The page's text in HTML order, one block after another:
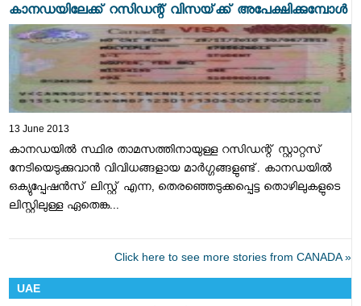
കാനഡയിലേക്ക്‌ റസിഡന്റ്‌ വിസയ്‌ക്ക്‌ അപേക്ഷിക്കുമ്പോള്‍
13 June 2013
കാനഡയില്‍ സ്ഥിര താമസത്തിനായുള്ള റസിഡന്റ്‌ സ്റ്റാറ്റസ്‌
നേടിയെടുക്കുവാന്‍ വിവിധങ്ങളായ മാര്‍ഗ്ഗങ്ങളുണ്ട്‌. കാനഡയില്‍
ഒക്യുപ്പേഷന്‍സ്‌ ലിസ്റ്റ്‌ എന്ന, തെരഞ്ഞെടുക്കപ്പെട്ട തൊഴിലുകളുടെ
ലിസ്റ്റിലുള്ള ഏതെങ്ക...
Click here to see more stories from CANADA »
UAE